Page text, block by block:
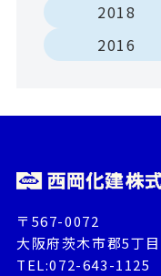
2018
2016
〒567-0072
大阪府茨木市郡5丁
TEL:072-643-1125